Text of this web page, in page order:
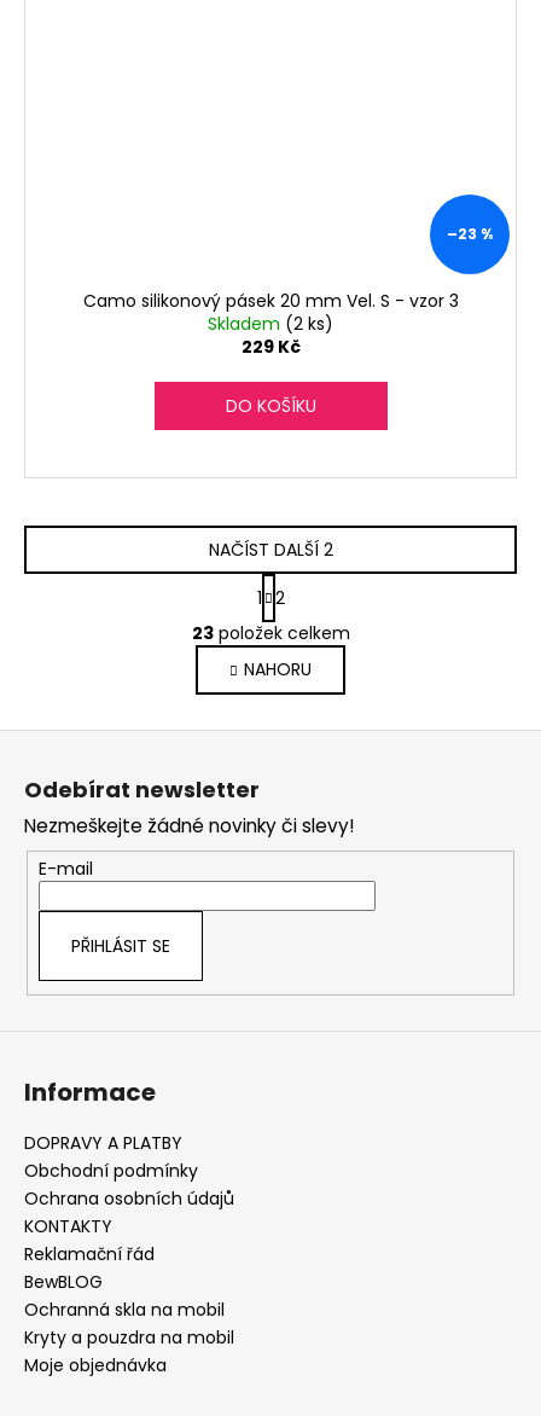
–23 %
Camo silikonový pásek 20 mm Vel. S - vzor 3
Skladem (2 ks)
229 Kč
DO KOŠÍKU
O
v
l
á
d
p
r
v
k
ý
NAČÍST DALŠÍ 2
S
t
r
á
n
k
o
í
1 2
23položek celkem
NAHORU
Odebírat newsletter
Nezmeškejte žádné novinky či slevy!
E-mail
PŘIHLÁSIT SE
Informace
DOPRAVY A PLATBY
Obchodní podmínky
Ochrana osobních údajů
KONTAKTY
Reklamační řád
BewBLOG
Ochranná skla na mobil
Kryty a pouzdra na mobil
Moje objednávka